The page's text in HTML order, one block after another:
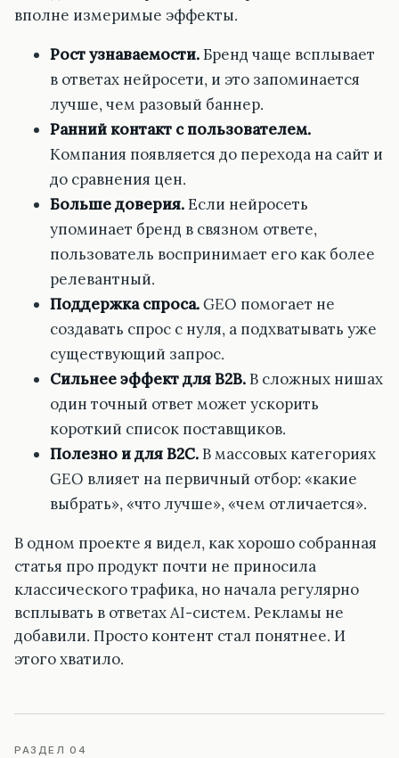
вполне измеримые эффекты.
Рост узнаваемости.Бренд чаще всплывает
в ответах нейросети, и это запоминается
лучше, чем разовый баннер.
Ранний контакт с пользователем.
Компания появляется до перехода на сайт и
до сравнения цен.
Больше доверия.Если нейросеть
упоминает бренд в связном ответе,
пользователь воспринимает его как более
релевантный.
Поддержка спроса.GEO помогает не
создавать спрос с нуля, а подхватывать уже
существующий запрос.
Сильнее эффект для B2B.В сложных нишах
один точный ответ может ускорить
короткий список поставщиков.
Полезно и для B2C.В массовых категориях
GEO влияет на первичный отбор: «какие
выбрать», «что лучше», «чем отличается».
В одном проекте я видел, как хорошо собранная
статья про продукт почти не приносила
классического трафика, но начала регулярно
всплывать в ответах AI-систем. Рекламы не
добавили. Просто контент стал понятнее. И
этого хватило.
РАЗДЕЛ 04